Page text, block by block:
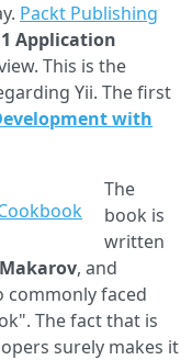
Packt Publishing
Application
This is the
Yii. The first
with
The
book is
written
, and
commonly faced
The fact that is
surely makes it